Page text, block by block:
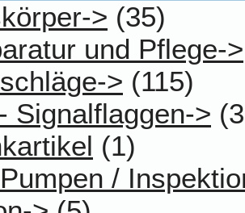
> (35)
und Pflege->
> (115)
Signalflaggen->
(1)
/